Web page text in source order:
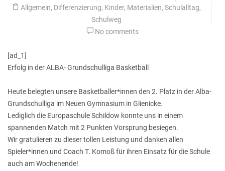
Allgemein, Differenzierung, Kinder, Materialien, Schulalltag,
Schulweg
No comments
[ad_1]
Erfolg in der ALBA- Grundschulliga Basketball
Heute belegten unsere Basketballer*innen den 2. Platz in der Alba-
Grundschulliga im Neuen Gymnasium in Glienicke.
Lediglich die Europaschule Schildow konnte uns in einem
spannenden Match mit 2 Punkten Vorsprung besiegen.
Wir gratulieren zu dieser tollen Leistung und danken allen
Spieler*innen und Coach T. Komoß für ihren Einsatz für die Schule
auch am Wochenende!